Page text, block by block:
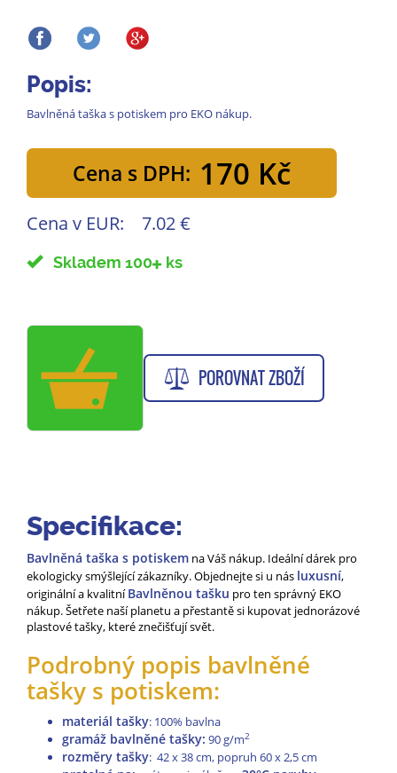
Popis:
Bavlněná taška s potiskem pro EKO nákup.
Cena s DPH: 170 Kč
Cena v EUR: 7.02 €
Skladem 100 ks
POROVNAT ZBOŽÍ
Specifikace:
Bavlněná taška s potiskem na Váš nákup. Ideální dárek pro
ekologicky smýšlející zákazníky. Objednejte si u nás luxusní,
originální a kvalitníBavlněnou tašku pro ten správný EKO
nákup. Šetřete naší planetu a přestantě si kupovat jednorázové
plastové tašky, které znečišťují svět.
Podrobný popis bavlněné
tašky s potiskem:
materiál tašky: 100% bavlna
gramáž bavlněné tašky: 90 g/m2
rozměry tašky: 42 x 38 cm, popruh 60 x 2,5 cm